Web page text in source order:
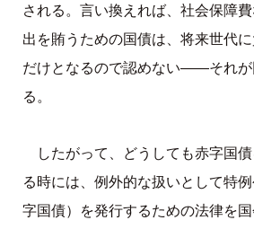
される。言い換えれば、社会保障
出を賄うための国債は、将来世代
だけとなるので認めない――それが
る。
したがって、どうしても赤字国
る時には、例外的な扱いとして特
字国債）を発行するための法律を